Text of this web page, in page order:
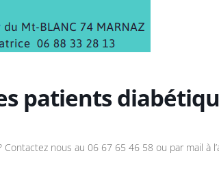
patients
nous au 06 67 65 46 58 ou par mail à